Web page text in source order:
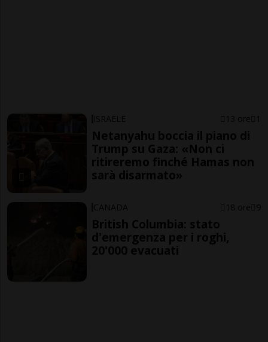
ISRAELE 13 ore 1
Netanyahu boccia il piano di
Trump su Gaza: «Non ci
ritireremo finché Hamas non
sarà disarmato»
CANADA 18 ore 9
British Columbia: stato
d'emergenza per i roghi,
20'000 evacuati